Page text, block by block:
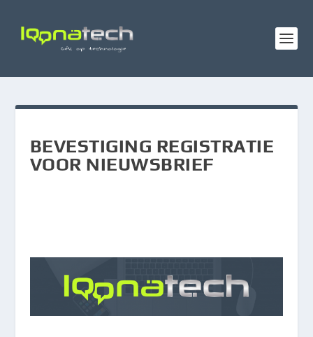
BEVESTIGING REGISTRATIE
VOOR NIEUWSBRIEF